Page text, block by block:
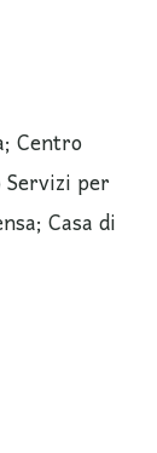
Centro
per
Casa di